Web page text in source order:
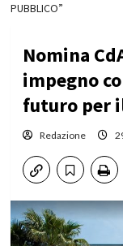
PUBBLICO”
Nomina
impegno
futuro per
Redazione